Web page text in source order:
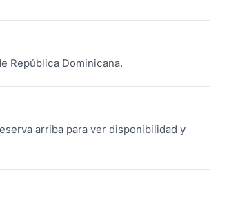
República Dominicana.
arriba para ver disponibilidad y